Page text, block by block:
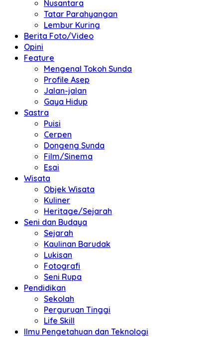
Nusantara
Tatar Parahyangan
Lembur Kuring
Berita Foto/Video
Opini
Feature
Mengenal Tokoh Sunda
Profile Asep
Jalan-jalan
Gaya Hidup
Sastra
Puisi
Cerpen
Dongeng Sunda
Film/Sinema
Esai
Wisata
Objek Wisata
Kuliner
Heritage/Sejarah
Seni dan Budaya
Sejarah
Kaulinan Barudak
Lukisan
Fotografi
Seni Rupa
Pendidikan
Sekolah
Perguruan Tinggi
Life Skill
Ilmu Pengetahuan dan Teknologi